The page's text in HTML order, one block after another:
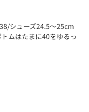
シューズ24.5〜25cm
ムはたまに40をゆるっ